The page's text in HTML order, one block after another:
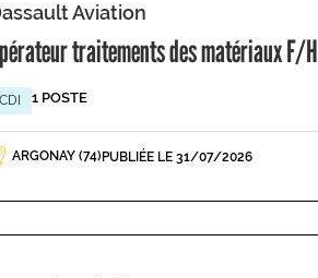
Aviation
traitements des matériaux F/H
CDI 1 POSTE
ARGONAY (74) PUBLIÉE LE 31/07/2026